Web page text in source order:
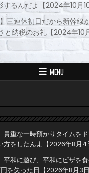
するんだよ【2024年10月
三連休初日だから新幹線
と納税のお礼【2024年10月
MENU
貴重な一時預かりタイムを
方をしたんよ【2026年8月4
平和に遊び、平和にピザを
を失った日【2026年8月3日